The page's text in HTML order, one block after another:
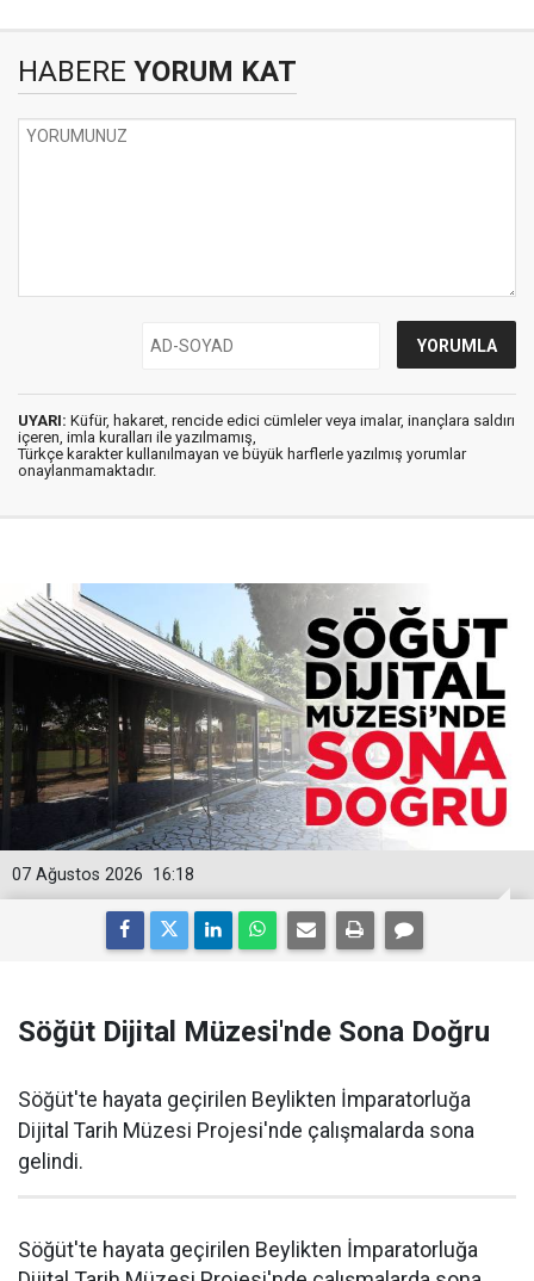
HABERE YORUM KAT
UYARI: Küfür, hakaret, rencide edici cümleler veya imalar, inançlara saldırı
içeren, imla kuralları ile yazılmamış,
Türkçe karakter kullanılmayan ve büyük harflerle yazılmış yorumlar
onaylanmamaktadır.
16:18
07 Ağustos 2026
Söğüt Dijital Müzesi'nde Sona Doğru
Söğüt'te hayata geçirilen Beylikten İmparatorluğa
Dijital Tarih Müzesi Projesi'nde çalışmalarda sona
gelindi.
Söğüt'te hayata geçirilen Beylikten İmparatorluğa